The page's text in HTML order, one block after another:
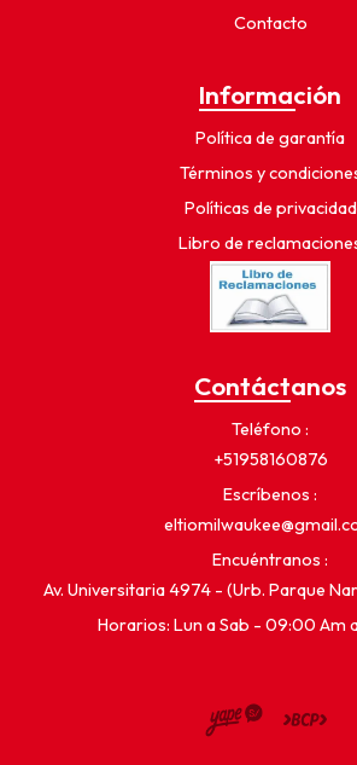
Contacto
Información
Política de garantía
Términos y
Políticas de privacidad
Libro de
Contáctanos
Teléfono
+51958160876
Escríbenos
Encuéntranos
Av. Universitaria 4974 - (Urb. Parque
Horarios: Lun a Sab - 09:00 Am